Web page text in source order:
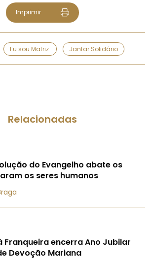
Imprimir
Eu sou Matriz Jantar Solidário
Relacionadas
do Evangelho abate os
os seres humanos
Franqueira encerra Ano Jubilar
Devoção Mariana